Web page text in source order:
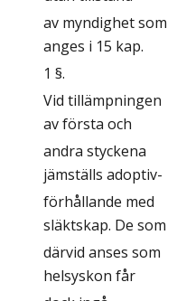
av myndighet som
anges i 15 kap.
1 §.
Vid tillämpningen
av första och
andra styckena
jämställs adoptiv-
förhållande med
släktskap. De som
därvid anses som
helsyskon får